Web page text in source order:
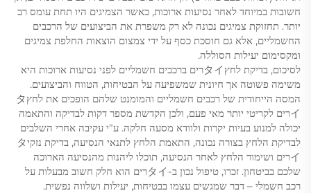
חשובות במיוחד לאחר נסיעות ארוכות, כאשר הצמיגים היו תחת עומס רב
יותר. תחזוקת צמיגים נכונה לא רק משפרת את הביצועים של הרכבים
החשמליים, אלא גם חוסכת כסף על ידי צמצום הוצאות החלפת צמיגים
ומקסימום יעילות הסוללה.
לסיכום, בדיקת לחץタイרים ברכבים חשמליים לפני נסיעות ארוכות היא
משימה פשוטה אך חיונית שמשפיעה על הבטיחות, הטווח והביצועים.
המסה הייחודית של רכבים חשמליים והמומנט שלהם הופכים את לחץタ
イרים לקריטי יותר מאי פעם, ולכן הקדשת מספר דקות לבדיקה והתאמה
יכולה למנוע בעיות יקרות ולוודא מסעה חלקה. ע"י עקיבה אחרי השלבים
לבדיקת הלחץ בצורה נכונה, התאמת הלחץ לתנאי הנסיעה, בדיקת נזקיタ
イרים ושימור הלחץ לאחר הנסיעה, תוכלו ליהנות מהנסיעה הארוכה
שלכם בביטחון. זכרו, טיפול נכון ב-タイרים הוא חלק חשוב מבעלות על
רכב חשמלי – דבר שמגשים עצמו בבטיחות, יעילות ושלווה נפשית.